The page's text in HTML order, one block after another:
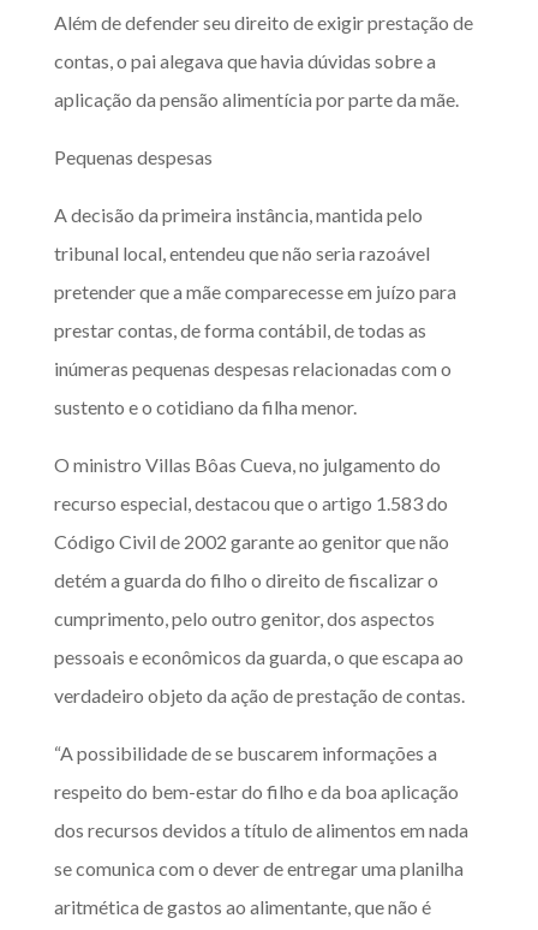
Além de defender seu direito de exigir prestação de
contas, o pai alegava que havia dúvidas sobre a
aplicação da pensão alimentícia por parte da mãe.
Pequenas despesas
A decisão da primeira instância, mantida pelo
tribunal local, entendeu que não seria razoável
pretender que a mãe comparecesse em juízo para
prestar contas, de forma contábil, de todas as
inúmeras pequenas despesas relacionadas com o
sustento e o cotidiano da filha menor.
O ministro Villas Bôas Cueva, no julgamento do
recurso especial, destacou que o artigo 1.583 do
Código Civil de 2002 garante ao genitor que não
detém a guarda do filho o direito de fiscalizar o
cumprimento, pelo outro genitor, dos aspectos
pessoais e econômicos da guarda, o que escapa ao
verdadeiro objeto da ação de prestação de contas.
“A possibilidade de se buscarem informações a
respeito do bem-estar do filho e da boa aplicação
dos recursos devidos a título de alimentos em nada
se comunica com o dever de entregar uma planilha
aritmética de gastos ao alimentante, que não é